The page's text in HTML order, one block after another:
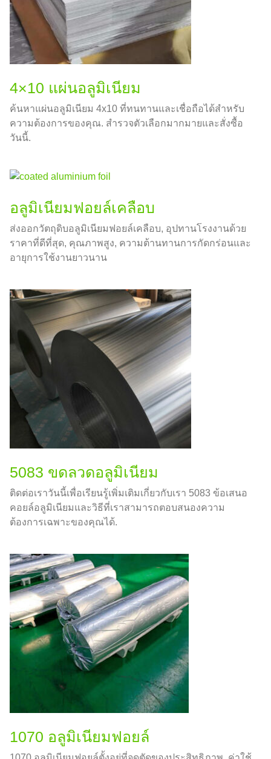
4×10 แผ่นอลูมิเนียม
ค้นหาแผ่นอลูมิเนียม 4x10 ที่ทนทานและเชื่อถือได้สำหรับ
ความต้องการของคุณ. สำรวจตัวเลือกมากมายและสั่งซื้อ
วันนี้.
อลูมิเนียมฟอยล์เคลือบ
ส่งออกวัตถุดิบอลูมิเนียมฟอยล์เคลือบ, อุปทานโรงงานด้วย
ราคาที่ดีที่สุด, คุณภาพสูง, ความต้านทานการกัดกร่อนและ
อายุการใช้งานยาวนาน
5083 ขดลวดอลูมิเนียม
ติดต่อเราวันนี้เพื่อเรียนรู้เพิ่มเติมเกี่ยวกับเรา 5083 ข้อเสนอ
คอยล์อลูมิเนียมและวิธีที่เราสามารถตอบสนองความ
ต้องการเฉพาะของคุณได้.
1070 อลูมิเนียมฟอยล์